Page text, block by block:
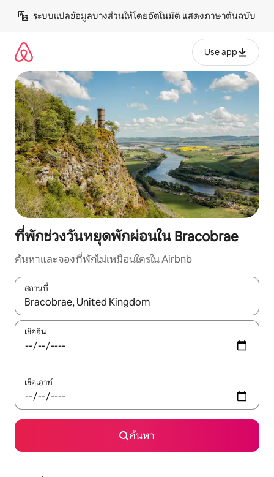
เนื้อหา
ระบบแปลข้อมูลบางส่วนให้โดยอัตโนมัติ แสดงภาษาต้นฉบับ
Use app
ที่พักช่วงวันหยุดพักผ่อนใน Bracobrae
ค้นหาและจองที่พักไม่เหมือนใครใน Airbnb
สถานที่
ใช้ลูกศรขึ้นลง หรือใช้การสัมผัสหรือปัด เพื่อสำรวจผลการค้นหา
เช็คอิน
เช็คเอาท์
ค้นหา